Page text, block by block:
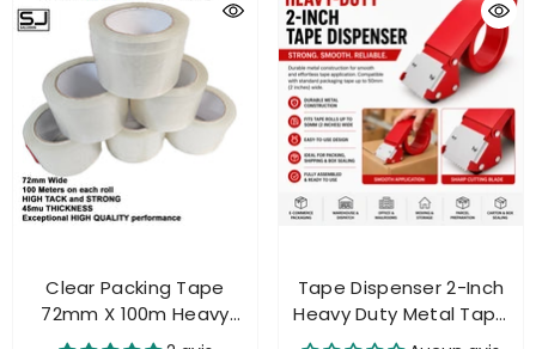
Inflator Sealer Void
Fill + 300m Roll
2 avis
£236.55
PRÉVENEZ-MOI
Clear Packing Tape
72mm X 100m Heavy
Duty Strong Adhesive
Tape Dispenser 2-Inch
Heavy Duty Metal Tape
Dispenser For Packaging